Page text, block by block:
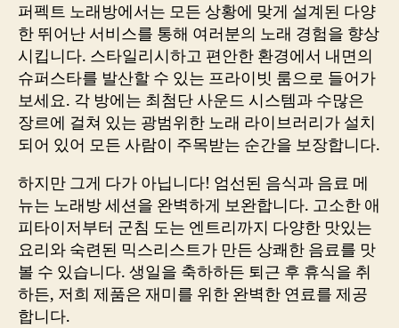
퍼펙트 노래방에서는 모든 상황에 맞게 설계된 다양
한 뛰어난 서비스를 통해 여러분의 노래 경험을 향상
시킵니다. 스타일리시하고 편안한 환경에서 내면의
슈퍼스타를 발산할 수 있는 프라이빗 룸으로 들어가
보세요. 각 방에는 최첨단 사운드 시스템과 수많은
장르에 걸쳐 있는 광범위한 노래 라이브러리가 설치
되어 있어 모든 사람이 주목받는 순간을 보장합니다.
하지만 그게 다가 아닙니다! 엄선된 음식과 음료 메
뉴는 노래방 세션을 완벽하게 보완합니다. 고소한 애
피타이저부터 군침 도는 엔트리까지 다양한 맛있는
요리와 숙련된 믹스리스트가 만든 상쾌한 음료를 맛
볼 수 있습니다. 생일을 축하하든 퇴근 후 휴식을 취
하든, 저희 제품은 재미를 위한 완벽한 연료를 제공
합니다.